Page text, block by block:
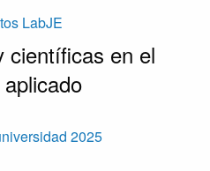
LabJE
científicas en el
2025